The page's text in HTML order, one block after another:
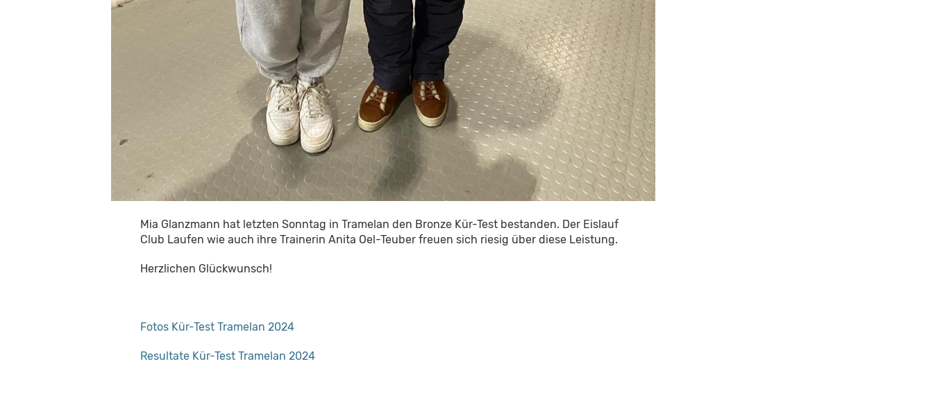
Mia Glanzmann hat letzten Sonntag in Tramelan den Bronze Kür-Test bestanden. Der Eislauf
Club Laufen wie auch ihre Trainerin Anita Oel-Teuber freuen sich riesig über diese Leistung.
Herzlichen Glückwunsch!
Fotos Kür-Test Tramelan 2024
Resultate Kür-Test Tramelan 2024